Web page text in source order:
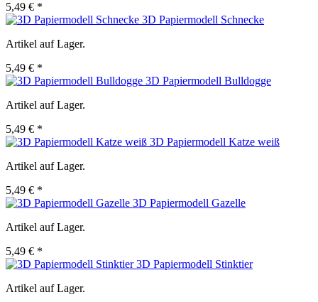
5,49 € *
3D Papiermodell Schnecke
Artikel auf Lager.
5,49 € *
3D Papiermodell Bulldogge
Artikel auf Lager.
5,49 € *
3D Papiermodell Katze weiß
Artikel auf Lager.
5,49 € *
3D Papiermodell Gazelle
Artikel auf Lager.
5,49 € *
3D Papiermodell Stinktier
Artikel auf Lager.